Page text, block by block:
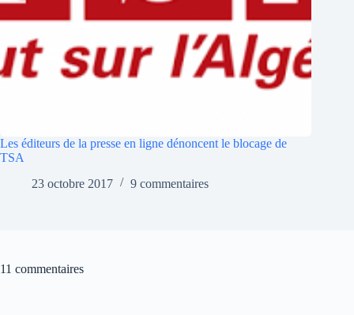
Les éditeurs de la presse en ligne dénoncent le blocage de
TSA
23 octobre 2017
9 commentaires
11 commentaires